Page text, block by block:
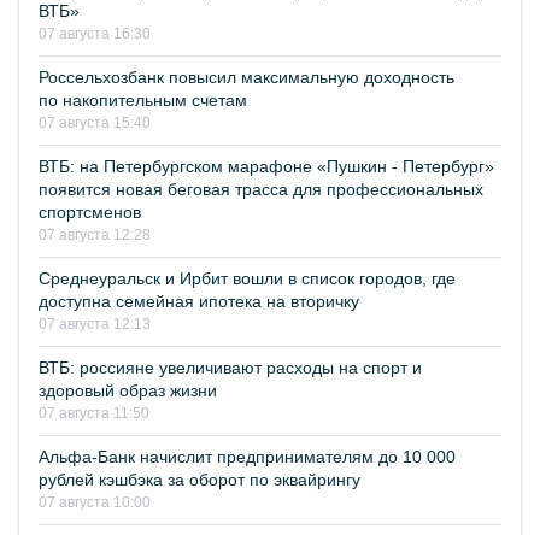
ВТБ»
07 августа 16:30
Россельхозбанк повысил максимальную доходность
по накопительным счетам
07 августа 15:40
ВТБ: на Петербургском марафоне «Пушкин - Петербург»
появится новая беговая трасса для профессиональных
спортсменов
07 августа 12:28
Среднеуральск и Ирбит вошли в список городов, где
доступна семейная ипотека на вторичку
07 августа 12:13
ВТБ: россияне увеличивают расходы на спорт и
здоровый образ жизни
07 августа 11:50
Альфа-Банк начислит предпринимателям до 10 000
рублей кэшбэка за оборот по эквайрингу
07 августа 10:00